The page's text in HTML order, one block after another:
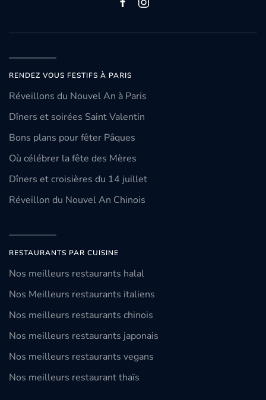
RENDEZ VOUS FESTIFS À PARIS
Réveillons du Nouvel An à Paris
Dîners et soirées Saint Valentin
Bons plans pour fêter Pâques
Où célébrer la fête des Mères
Dîners et croisières du 14 juillet
Réveillon du Nouvel An Chinois
RESTAURANTS PAR CUISINE
Nos meilleurs restaurants halal
Nos Meilleurs restaurants italiens
Nos meilleurs restaurants chinois
Nos meilleurs restaurants japonais
Nos meilleurs restaurants vegans
Nos meilleurs restaurant thaïs